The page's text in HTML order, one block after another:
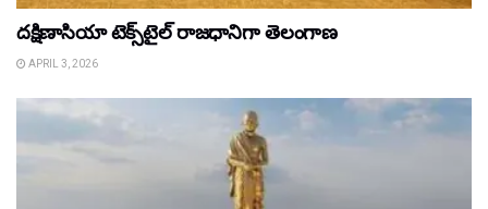
దక్షిణాసియా టెక్స్‌టైల్ రాజధానిగా తెలంగాణ
APRIL 3, 2026